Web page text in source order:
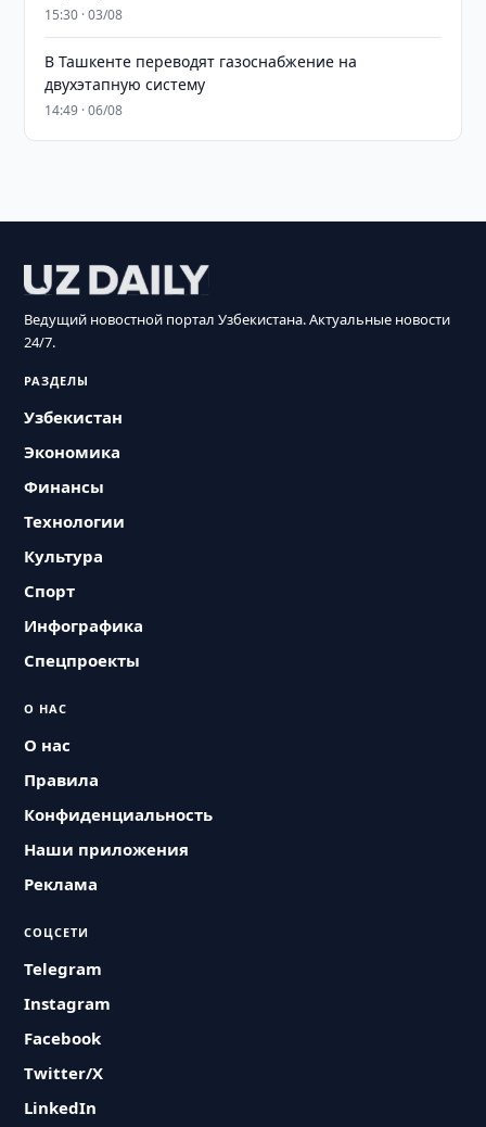
15:30 · 03/08
В Ташкенте переводят газоснабжение на
двухэтапную систему
14:49 · 06/08
Ведущий новостной портал Узбекистана. Актуальные новости
24/7.
РАЗДЕЛЫ
Узбекистан
Экономика
Финансы
Технологии
Культура
Спорт
Инфографика
Спецпроекты
О НАС
О нас
Правила
Конфиденциальность
Наши приложения
Реклама
СОЦСЕТИ
Telegram
Instagram
Facebook
Twitter/X
LinkedIn